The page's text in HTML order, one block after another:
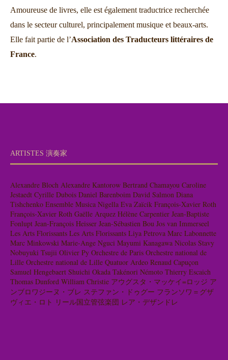
Amoureuse de livres, elle est également traductrice recherchée
dans le secteur culturel, principalement musique et beaux-arts.
Elle fait partie de l’Association des Traducteurs littéraires de
France.
ARTISTES 演奏家
Alexandre Bloch Alexandre Kantorow Bertrand Chamayou Caroline
Jestaedt Cyrille Dubois Daniel Barenboim David Salmon Diana
Tishchenko Ensemble Musica Nigella Eva Zaïcik François-Xavier Roth
François-Xavier Roth Gaëlle Arquez Hélène Carpentier Jean-Baptiste
Fonlupt Jean-François Heisser Jean-Sébastien Bou Jos van Immerseel
Les Arts Florissants Les Arts Florissants Liya Petrova Marc Labonnette
Marc Minkowski Marie-Ange Nguci Mayumi Kanagawa Nicolas Stavy
Nobuyuki Tsujii Olivier Py Orchestre de Paris Orchestre national de
Lille Orchestre national de Lille Quatuor Ardeo Renaud Capuçon
Samuel Hengebaert Shuichi Okada Takénori Némoto Thierry Escaich
Thomas Dunford William Christie アウグスタ・マッケイ=ロッジ ア
ンブロワジーヌ・ブレ ステファン・ドゥグー フランソワ＝グザ
ヴィエ・ロト リール国立管弦楽団 レア・デザンドレ